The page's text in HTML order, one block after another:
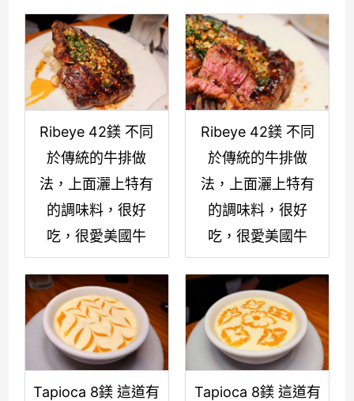
Ribeye 42鎂 不同
於傳統的牛排做
法，上面灑上特有
的調味料，很好
吃，很愛美國牛
Ribeye 42鎂 不同
於傳統的牛排做
法，上面灑上特有
的調味料，很好
吃，很愛美國牛
Tapioca 8鎂 這道有
Tapioca 8鎂 這道有